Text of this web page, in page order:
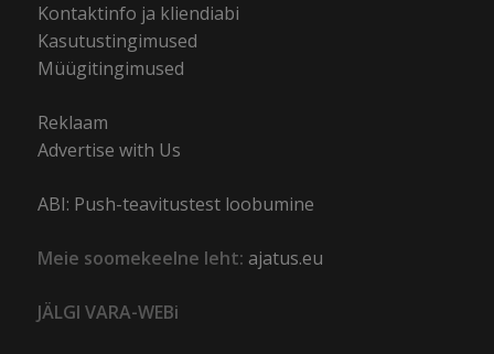
Kontaktinfo ja kliendiabi
Kasutustingimused
Müügitingimused
Reklaam
Advertise with Us
ABI: Push-teavitustest loobumine
Meie soomekeelne leht: ajatus.eu
JÄLGI VARA-WEBi